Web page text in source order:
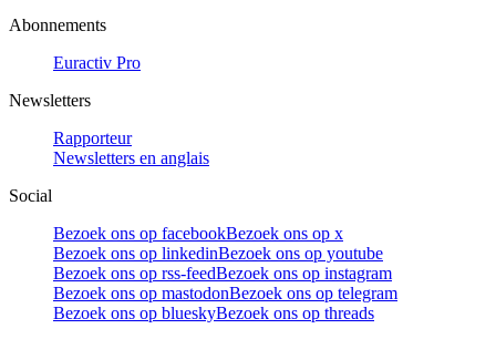
Abonnements
Euractiv Pro
Newsletters
Rapporteur
Newsletters en anglais
Social
Bezoek ons op facebookBezoek ons op x
Bezoek ons op linkedinBezoek ons op youtube
Bezoek ons op rss-feedBezoek ons op instagram
Bezoek ons op mastodonBezoek ons op telegram
Bezoek ons op blueskyBezoek ons op threads